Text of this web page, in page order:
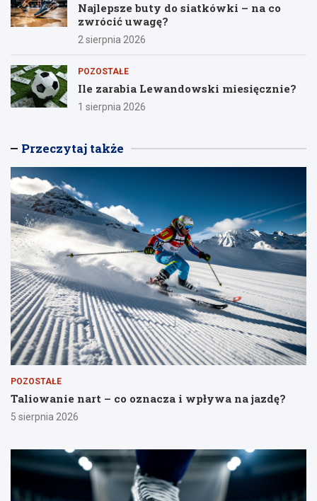
Najlepsze buty do siatkówki – na co
zwrócić uwagę?
2 sierpnia 2026
POZOSTAŁE
Ile zarabia Lewandowski miesięcznie?
1 sierpnia 2026
Przeczytaj także
POZOSTAŁE
Taliowanie nart – co oznacza i wpływa na jazdę?
5 sierpnia 2026